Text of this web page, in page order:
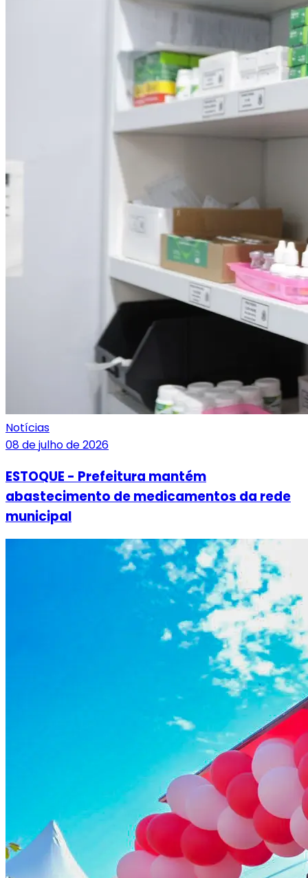
Notícias
08 de julho de 2026
ESTOQUE - Prefeitura mantém
abastecimento de medicamentos da rede
municipal